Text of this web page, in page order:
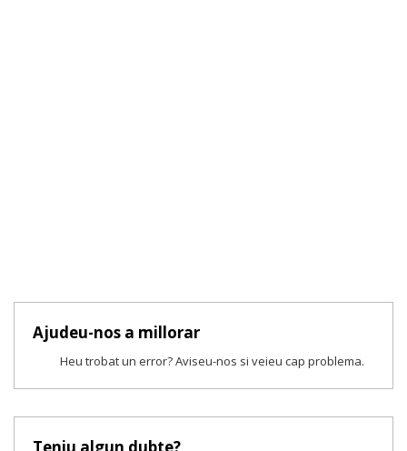
Ajudeu-nos a millorar
Heu trobat un error? Aviseu-nos si veieu cap problema.